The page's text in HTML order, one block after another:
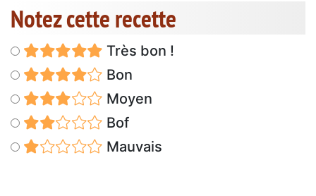
Notez cette recette
Très bon !
Bon
Moyen
Bof
Mauvais